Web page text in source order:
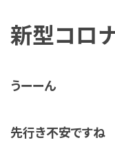
新型コロ
うーーん
先行き不安ですね